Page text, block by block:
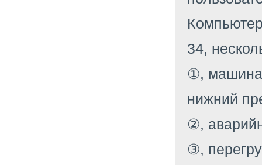
34,
①, машина
нижний
②,
③,